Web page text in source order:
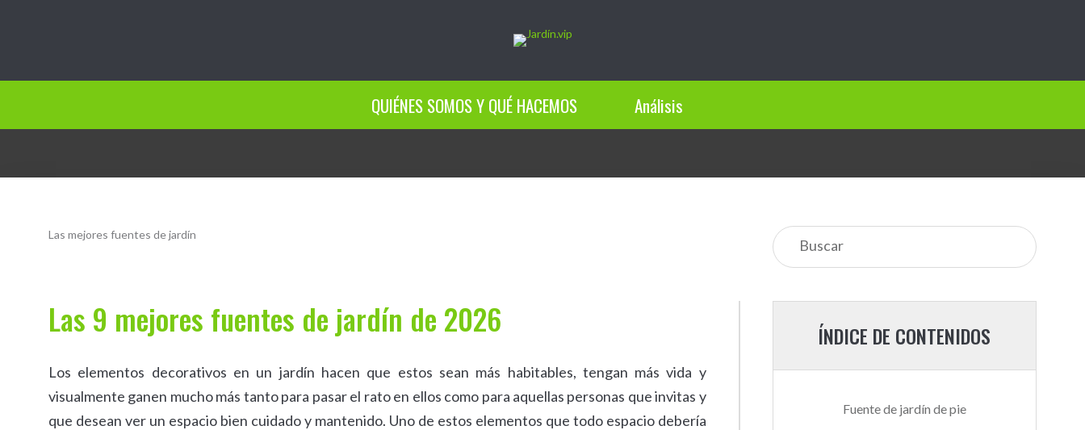
QUIÉNES SOMOS Y QUÉ HACEMOS Análisis
Las mejores fuentes de jardín
Las 9 mejores fuentes de jardín de 2026
Los elementos decorativos en un jardín hacen que estos sean más habitables, tengan más vida y
visualmente ganen mucho más tanto para pasar el rato en ellos como para aquellas personas que invitas y
que desean ver un espacio bien cuidado y mantenido. Uno de estos elementos que todo espacio debería
ÍNDICE DE CONTENIDOS
Fuente de jardín de pie